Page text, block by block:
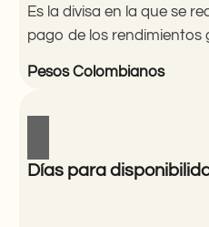
Es la divisa en la que se
pago de los rendimientos
Pesos Colombianos
Días para